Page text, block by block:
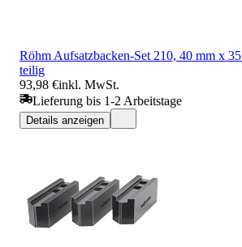
Röhm Aufsatzbacken-Set 210, 40 mm x
teilig
93,98 €inkl. MwSt.
Lieferung bis 1-2 Arbeitstage
Details anzeigen